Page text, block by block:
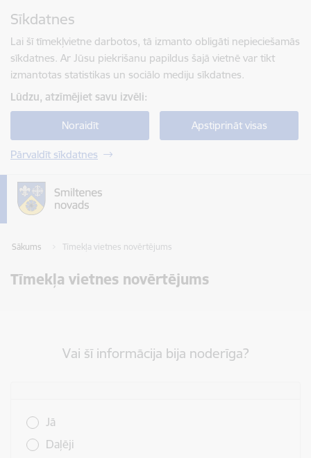
Sīkdatnes
Lai šī tīmekļvietne darbotos, tā izmanto obligāti nepieciešamās
sīkdatnes. Ar Jūsu piekrišanu papildus šajā vietnē var tikt
izmantotas statistikas un sociālo mediju sīkdatnes.
Lūdzu, atzīmējiet savu izvēli:
Noraidīt Apstiprināt visas
Pārvaldīt sīkdatnes
Sākums Tīmekļa vietnes novērtējums
Tīmekļa vietnes novērtējums
Vai šī informācija bija noderīga?
Jā
Daļēji